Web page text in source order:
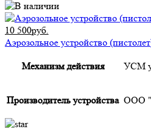
10 500руб.
Аэрозольное устройство
Механизм действия УСМ
Производитель устройства ООО